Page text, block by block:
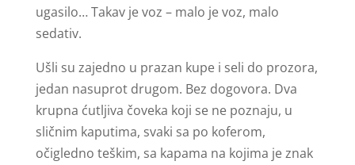
ugasilo… Takav je voz – malo je voz, malo
sedativ.
Ušli su zajedno u prazan kupe i seli do prozora,
jedan nasuprot drugom. Bez dogovora. Dva
krupna ćutljiva čoveka koji se ne poznaju, u
sličnim kaputima, svaki sa po koferom,
očigledno teškim, sa kapama na kojima je znak